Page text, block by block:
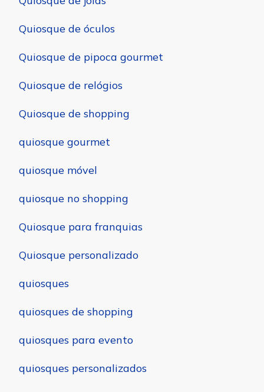
Quiosque de óculos
Quiosque de pipoca gourmet
Quiosque de relógios
Quiosque de shopping
quiosque gourmet
quiosque móvel
quiosque no shopping
Quiosque para franquias
Quiosque personalizado
quiosques
quiosques de shopping
quiosques para evento
quiosques personalizados